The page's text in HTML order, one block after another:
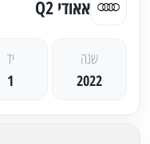
אאודי Q2
שנה
2022
יד
1